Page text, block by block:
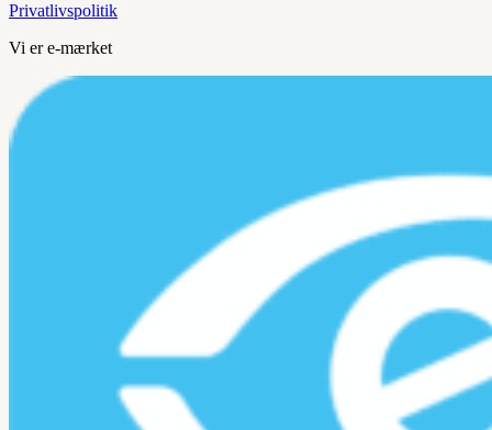
Privatlivspolitik
Vi er e-mærket